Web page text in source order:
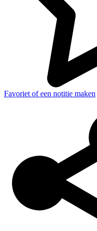
Favoriet of een notitie maken